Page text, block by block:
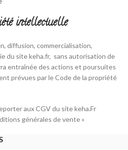
intellectuelle
diffusion, commercialisation,
du site keha.fr, sans autorisation de
entraînée des actions et poursuites
prévues par le Code de la propriété
aux CGV du site keha.Fr
générales de vente »